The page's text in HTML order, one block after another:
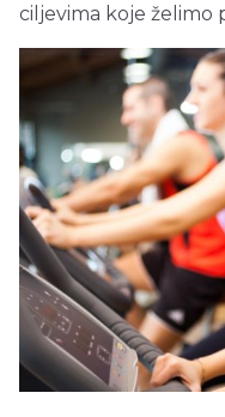
ciljevima koje želimo